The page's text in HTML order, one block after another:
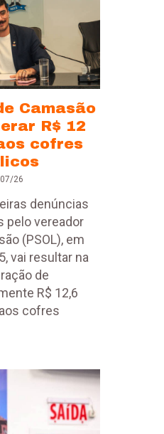
Camasão
R$ 12
cofres
26
denúncias
pelo vereador
(PSOL), em
vai resultar na
de
R$ 12,6
cofres